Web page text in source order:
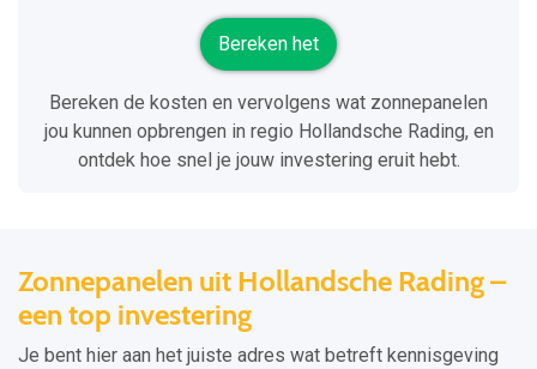
Bereken het
Bereken de kosten en vervolgens wat zonnepanelen
jou kunnen opbrengen in regio Hollandsche Rading, en
ontdek hoe snel je jouw investering eruit hebt.
Zonnepanelen uit Hollandsche Rading –
een top investering
Je bent hier aan het juiste adres wat betreft kennisgeving